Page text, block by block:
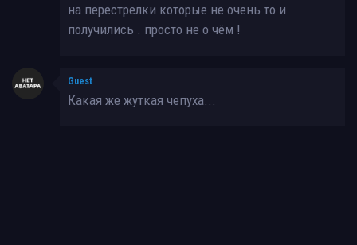
на перестрелки которые не очень то и
получились . просто не о чём !
Guest
Какая же жуткая чепуха...